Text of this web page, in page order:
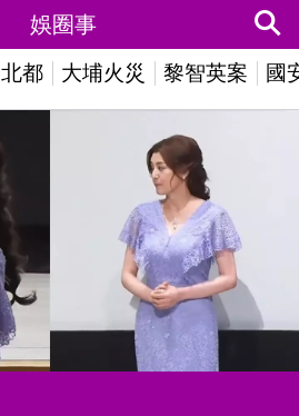
北都 大埔火災 黎智英案 國
娛圈事